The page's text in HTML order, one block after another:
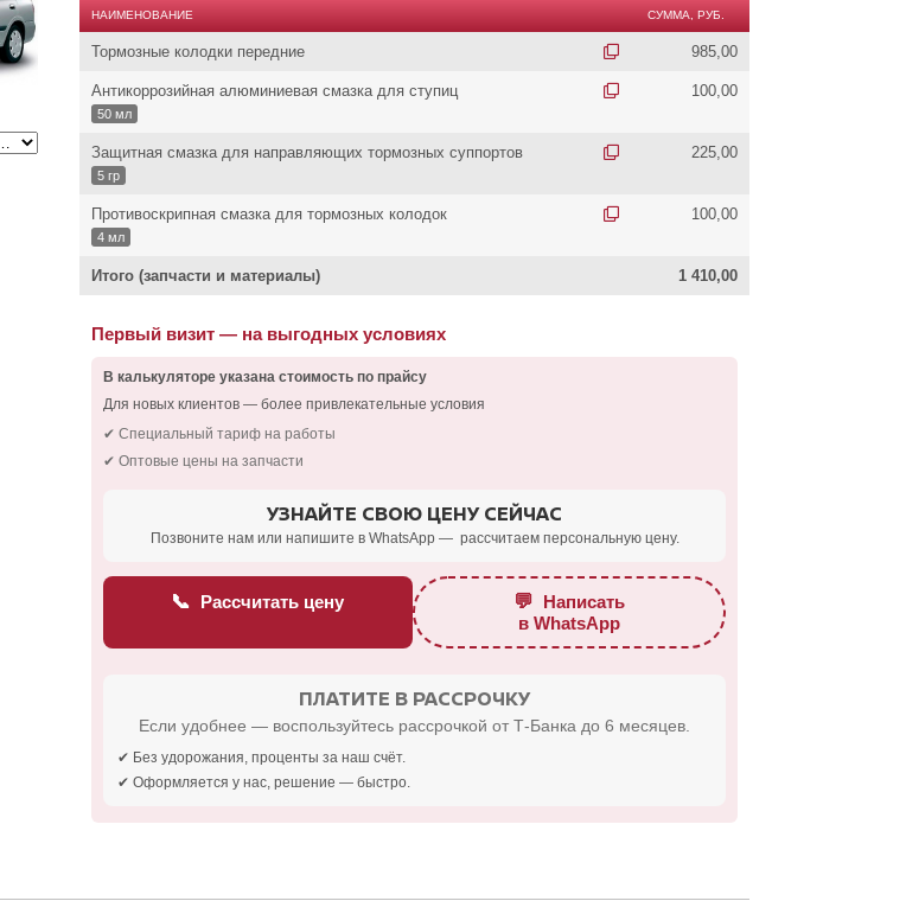
НАИМЕНОВАНИЕ СУММА, РУБ.
Тормозные колодки передние 985,00
Антикоррозийная алюминиевая смазка для ступиц
50 мл
100,00
Защитная смазка для направляющих тормозных суппортов
5 гр
225,00
Противоскрипная смазка для тормозных колодок
4 мл
100,00
Итого (запчасти и материалы) 1 410,00
Первый визит — на выгодных условиях
В калькуляторе указана стоимость по прайсу
Для новых клиентов — более привлекательные условия
✔ Специальный тариф на работы
✔ Оптовые цены на запчасти
УЗНАЙТЕ СВОЮ ЦЕНУ СЕЙЧАС
Позвоните нам или напишите в WhatsApp — рассчитаем персональную цену.
📞 Рассчитать цену 💬 Написать
в WhatsApp
ПЛАТИТЕ В РАССРОЧКУ
Если удобнее — воспользуйтесь рассрочкой от Т-Банка до 6 месяцев.
✔ Без удорожания, проценты за наш счёт.
✔ Оформляется у нас, решение — быстро.